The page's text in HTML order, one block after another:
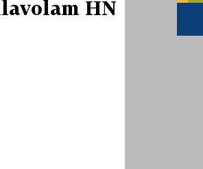
HN